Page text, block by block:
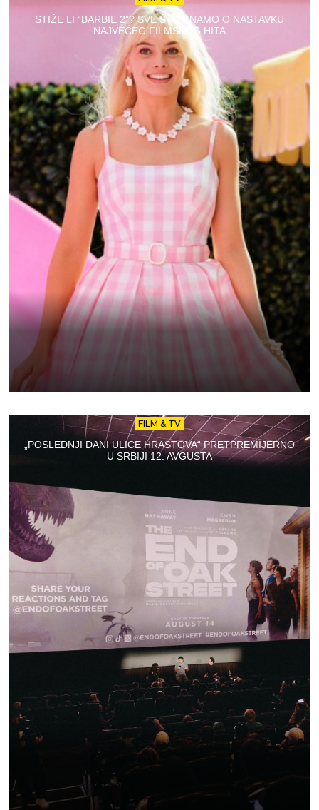
STIŽE LI “BARBIE 2”? SVE ŠTO ZNAMO O NASTAVKU
NAJVEĆEG FILMSKOG HITA
FILM & TV
„POSLEDNJI DANI ULICE HRASTOVA“ PRETPREMIJERNO
U SRBIJI 12. AVGUSTA